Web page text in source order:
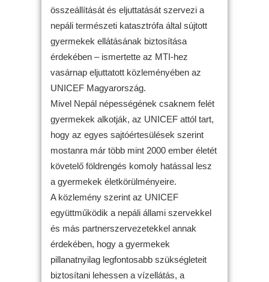
összeállítását és eljuttatását szervezi a
nepáli természeti katasztrófa által sújtott
gyermekek ellátásának biztosítása
érdekében – ismertette az MTI-hez
vasárnap eljuttatott közleményében az
UNICEF Magyarország.
Mivel Nepál népességének csaknem felét
gyermekek alkotják, az UNICEF attól tart,
hogy az egyes sajtóértesülések szerint
mostanra már több mint 2000 ember életét
követelő földrengés komoly hatással lesz
a gyermekek életkörülményeire.
A közlemény szerint az UNICEF
együttműködik a nepáli állami szervekkel
és más partnerszervezetekkel annak
érdekében, hogy a gyermekek
pillanatnyilag legfontosabb szükségleteit
biztosítani lehessen a vízellátás, a